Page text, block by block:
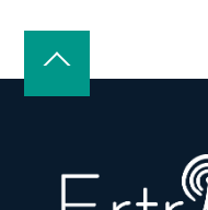
Back
Top